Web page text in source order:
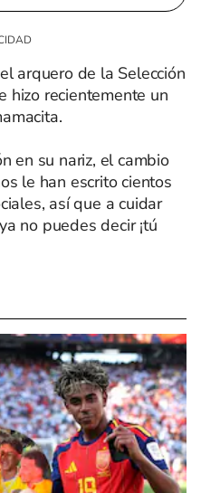
arquero de la Selección
hizo recientemente un
en su nariz, el cambio
le han escrito cientos
así que a cuidar
no puedes decir ¡tú